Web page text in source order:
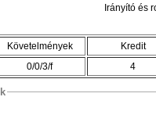
Irányító és
Követelmények
Kredit
0/0/3/f 4